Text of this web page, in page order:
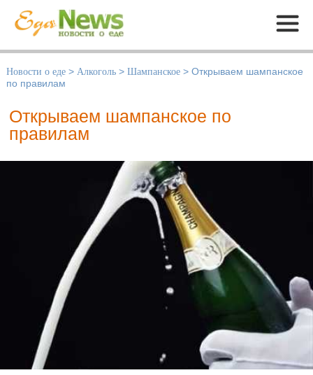
Меню
Новости о еде > Алкоголь > Шампанское > Открываем шампанское
по правилам
Открываем шампанское по
правилам